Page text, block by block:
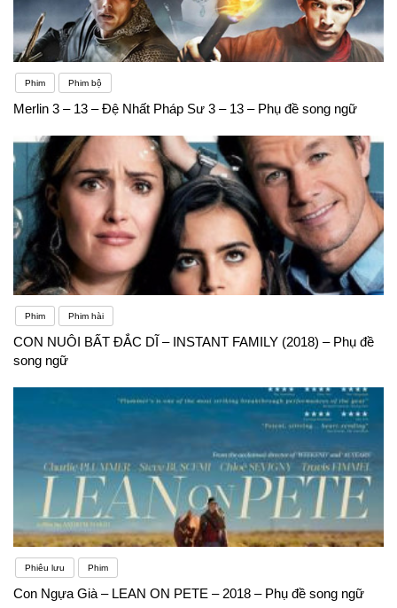
Phim Phim bộ
Merlin 3 – 13 – Đệ Nhất Pháp Sư 3 – 13 – Phụ đề song ngữ
Phim Phim hài
CON NUÔI BẤT ĐẮC DĨ – INSTANT FAMILY (2018) – Phụ đề
song ngữ
Phiêu lưu Phim
Con Ngựa Già – LEAN ON PETE – 2018 – Phụ đề song ngữ